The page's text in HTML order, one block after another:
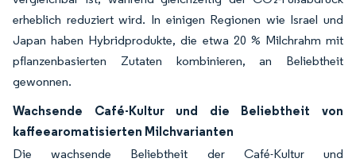
erheblich reduziert wird. In einigen Regionen wie Israel und
Japan haben Hybridprodukte, die etwa 20 % Milchrahm mit
pflanzenbasierten Zutaten kombinieren, an Beliebtheit
gewonnen.
Wachsende Café-Kultur und die Beliebtheit von
kaffeearomatisierten Milchvarianten
Die wachsende Beliebtheit der Café-Kultur und